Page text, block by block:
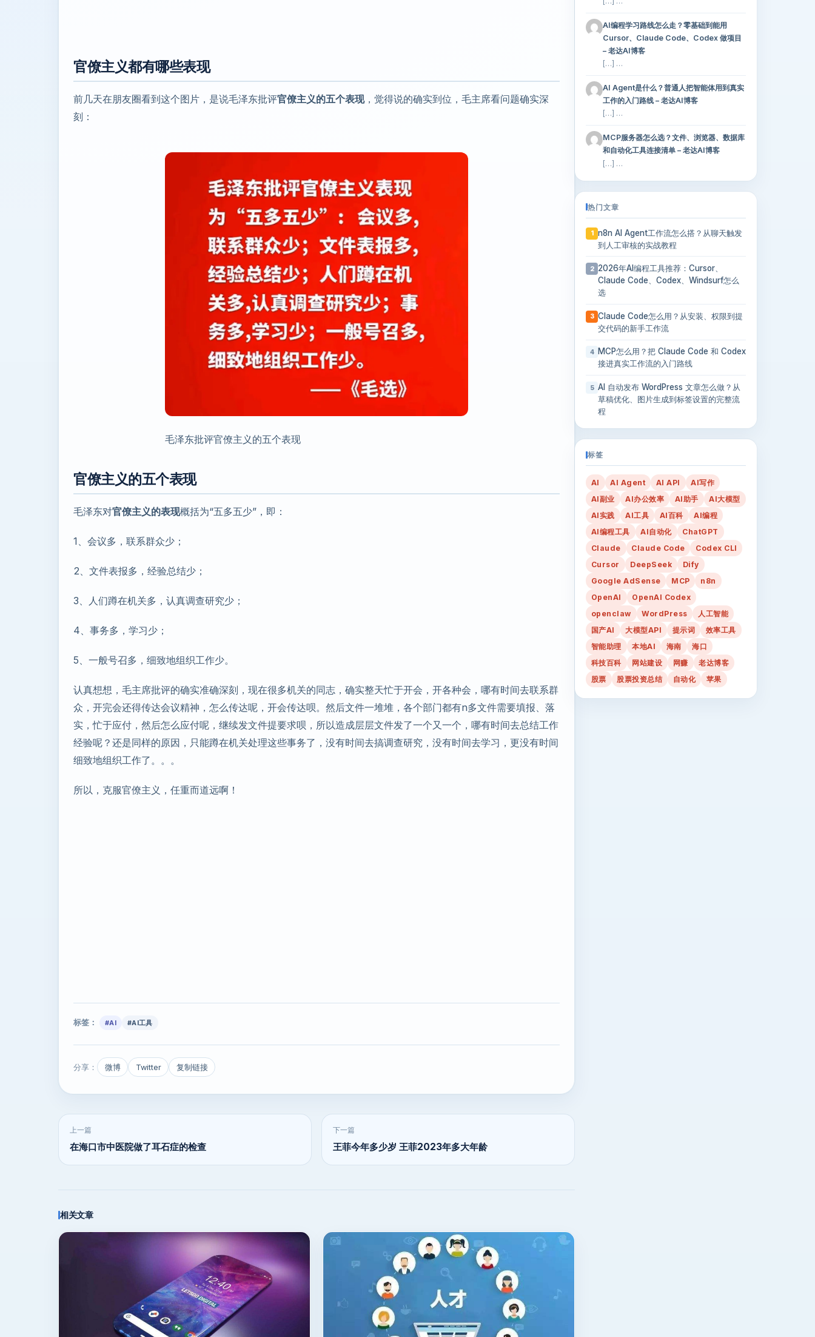
官僚主义都有哪些表现
前几天在朋友圈看到这个图片，是说毛泽东批评官僚主义的五个表现，觉得说的确实到位，毛主席看问题确实深
刻：
毛泽东批评官僚主义的五个表现
官僚主义的五个表现
毛泽东对官僚主义的表现概括为“五多五少”，即：
1、会议多，联系群众少；
2、文件表报多，经验总结少；
3、人们蹲在机关多，认真调查研究少；
4、事务多，学习少；
5、一般号召多，细致地组织工作少。
认真想想，毛主席批评的确实准确深刻，现在很多机关的同志，确实整天忙于开会，开各种会，哪有时间去联系群
众，开完会还得传达会议精神，怎么传达呢，开会传达呗。然后文件一堆堆，各个部门都有n多文件需要填报、落
实，忙于应付，然后怎么应付呢，继续发文件提要求呗，所以造成层层文件发了一个又一个，哪有时间去总结工作
经验呢？还是同样的原因，只能蹲在机关处理这些事务了，没有时间去搞调查研究，没有时间去学习，更没有时间
细致地组织工作了。。。
所以，克服官僚主义，任重而道远啊！
标签： #AI #AI工具
分享： 微博 Twitter 复制链接
上一篇
在海口市中医院做了耳石症的检查
下一篇
王菲今年多少岁 王菲2023年多大年龄
相关文章
AI编程学习路线怎么走？零基础到能用
Cursor、Claude Code、Codex 做项目
– 老达AI博客
[…] …
AI Agent是什么？普通人把智能体用到真实
工作的入门路线 – 老达AI博客
[…] …
MCP服务器怎么选？文件、浏览器、数据库
和自动化工具连接清单 – 老达AI博客
[…] …
热门文章
1
n8n AI Agent工作流怎么搭？从聊天触发
到人工审核的实战教程
2 2026年AI编程工具推荐：Cursor、
Claude Code、Codex、Windsurf怎么
选
3 Claude Code怎么用？从安装、权限到提
交代码的新手工作流
4
MCP怎么用？把 Claude Code 和 Codex
接进真实工作流的入门路线
5 AI 自动发布 WordPress 文章怎么做？从
草稿优化、图片生成到标签设置的完整流
程
标签
AI AI Agent AI API
AI写作
AI副业
AI办公效率 AI助手
AI大模型
AI实践
AI工具 AI百科
AI编程
AI编程工具
AI自动化
ChatGPT
Claude
Claude Code
Codex CLI
Cursor
DeepSeek
Dify
Google AdSense
MCP
n8n
OpenAI
OpenAI Codex
openclaw
WordPress
人工智能
国产AI
大模型API 提示词
效率工具
智能助理
本地AI 海南
海口
科技百科
网站建设 网赚
老达博客
股票
股票投资总结 自动化 苹果